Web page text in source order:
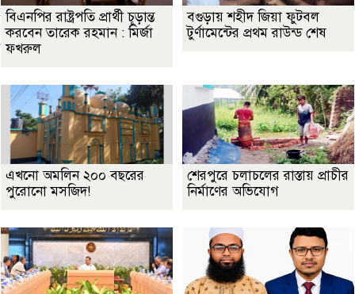
বিএনপির রাষ্ট্রপতি প্রার্থী চূড়ান্ত
করবেন তারেক রহমান : মির্জা
ফখরুল
বগুড়ায় শহীদ জিয়া ফুটবল
টুর্ণামেন্টের প্রথম রাউন্ড শেষ
এখনো অমলিন ২০০ বছরের
পুরোনো মসজিদ!
শেরপুরে চলাচলের রাস্তায় প্রাচীর
নির্মাণের অভিযোগ